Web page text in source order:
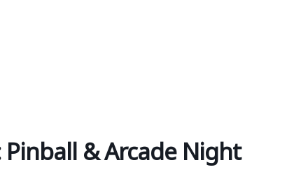
Pinball & Arcade Night